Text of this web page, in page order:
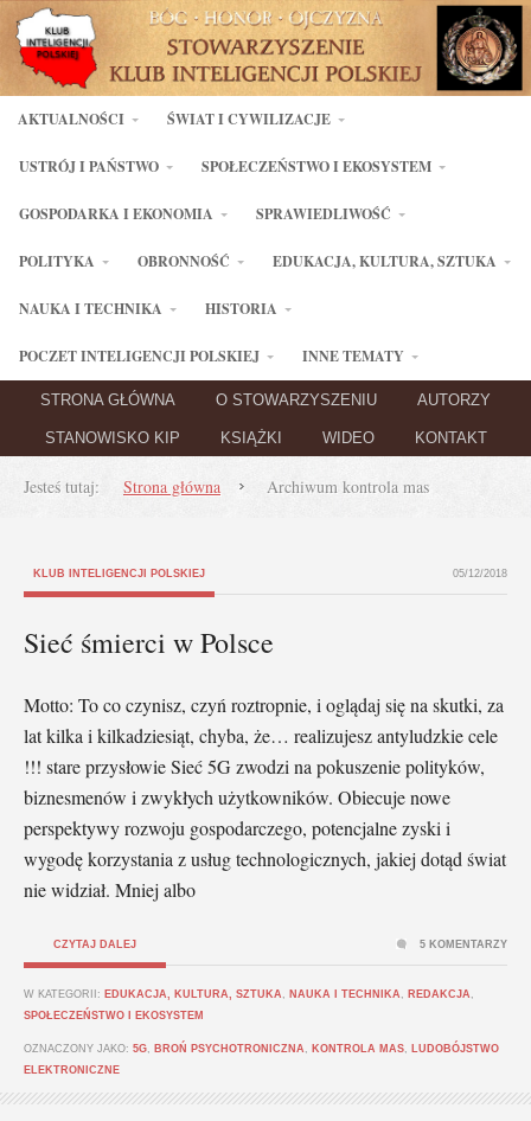
AKTUALNOŚCI ŚWIAT I CYWILIZACJE
USTRÓJ I PAŃSTWO SPOŁECZEŃSTWO I EKOSYSTEM
GOSPODARKA I EKONOMIA SPRAWIEDLIWOŚĆ
POLITYKA OBRONNOŚĆ EDUKACJA, KULTURA, SZTUKA
NAUKA I TECHNIKA HISTORIA
POCZET INTELIGENCJI POLSKIEJ INNE TEMATY
STRONA GŁÓWNA O STOWARZYSZENIU AUTORZY
STANOWISKO KIP KSIĄŻKI WIDEO KONTAKT
Jesteś tutaj: Strona główna Archiwum kontrola mas
KLUB INTELIGENCJI POLSKIEJ 05/12/2018
Sieć śmierci w Polsce
Motto: To co czynisz, czyń roztropnie, i oglądaj się na skutki, za
lat kilka i kilkadziesiąt, chyba, że… realizujesz antyludzkie cele
!!! stare przysłowie Sieć 5G zwodzi na pokuszenie polityków,
biznesmenów i zwykłych użytkowników. Obiecuje nowe
perspektywy rozwoju gospodarczego, potencjalne zyski i
wygodę korzystania z usług technologicznych, jakiej dotąd świat
nie widział. Mniej albo
CZYTAJ DALEJ
W KATEGORII: EDUKACJA, KULTURA, SZTUKA NAUKA I TECHNIKA REDAKCJA
SPOŁECZEŃSTWO I EKOSYSTEM
OZNACZONY JAKO: 5G BROŃ PSYCHOTRONICZNA KONTROLA MAS
LUDOBÓJSTWO
ELEKTRONICZNE
5 KOMENTARZY